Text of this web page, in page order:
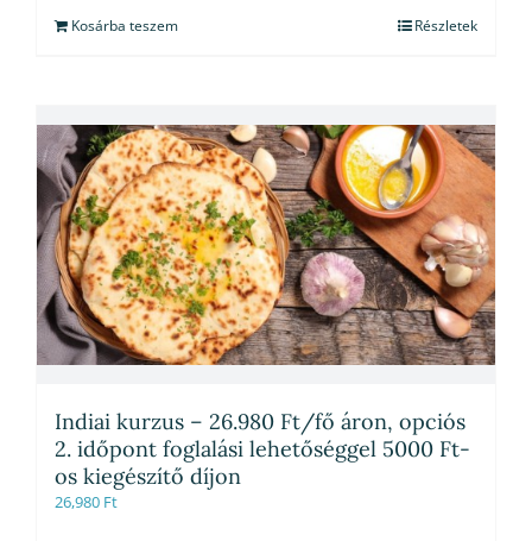
Kosárba teszem Részletek
Indiai kurzus – 26.980 Ft/fő áron, opciós
2. időpont foglalási lehetőséggel 5000 Ft-
os kiegészítő díjon
26,980 Ft